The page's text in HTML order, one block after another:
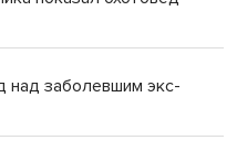
над заболевшим экс-